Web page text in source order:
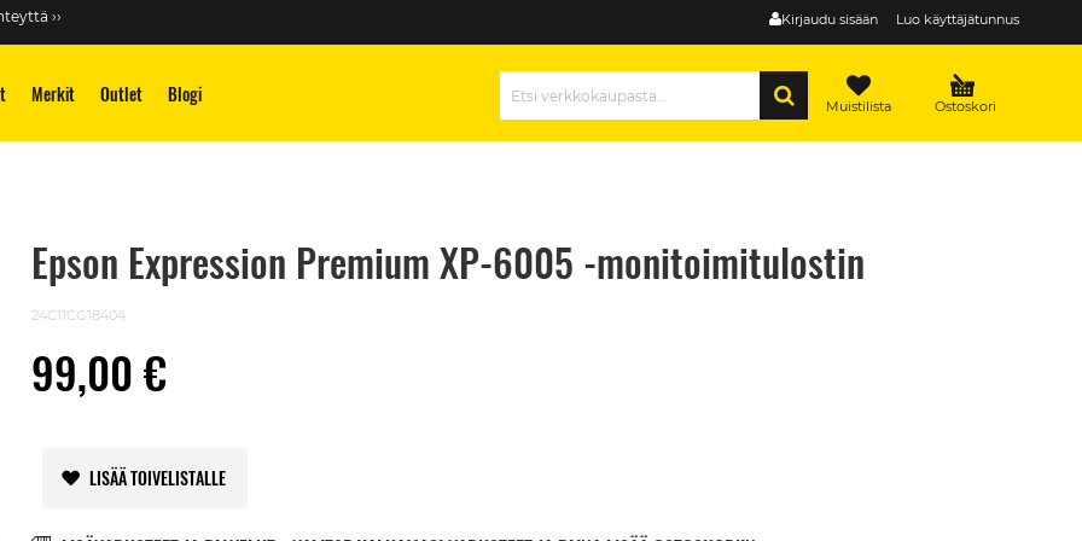
Kirjaudu sisään Luo käyttäjätunnus
››
Merkit Outlet Blogi Ostoskori
Muistilista
Epson Expression Premium XP-6005 -monitoimitulostin
24C11CG18404
99,00 €
LISÄÄ TOIVELISTALLE